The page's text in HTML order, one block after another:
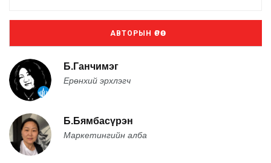
АВТОРЫН ӨРӨӨ
Б.Ганчимэг
Ерөнхий эрхлэгч
Б.Бямбасүрэн
Маркетингийн алба